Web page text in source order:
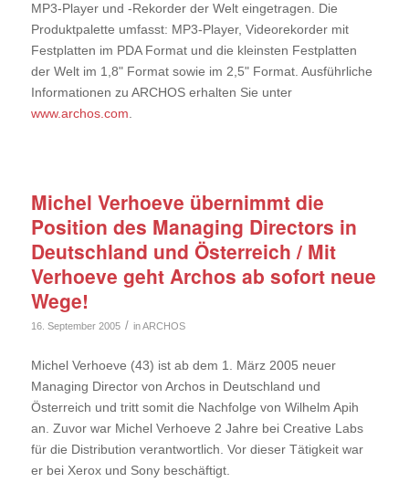
MP3-Player und -Rekorder der Welt eingetragen. Die
Produktpalette umfasst: MP3-Player, Videorekorder mit
Festplatten im PDA Format und die kleinsten Festplatten
der Welt im 1,8" Format sowie im 2,5" Format. Ausführliche
Informationen zu ARCHOS erhalten Sie unter
www.archos.com.
Michel Verhoeve übernimmt die
Position des Managing Directors in
Deutschland und Österreich / Mit
Verhoeve geht Archos ab sofort neue
Wege!
16. September 2005 / inARCHOS
Michel Verhoeve (43) ist ab dem 1. März 2005 neuer
Managing Director von Archos in Deutschland und
Österreich und tritt somit die Nachfolge von Wilhelm Apih
an. Zuvor war Michel Verhoeve 2 Jahre bei Creative Labs
für die Distribution verantwortlich. Vor dieser Tätigkeit war
er bei Xerox und Sony beschäftigt.